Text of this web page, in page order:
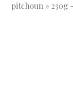
pitchoun » 230g